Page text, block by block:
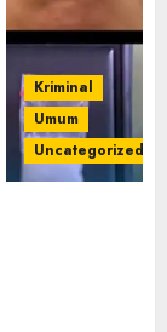
Kriminal
Umum
Uncategorized